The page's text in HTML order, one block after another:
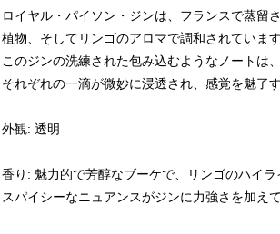
ロイヤル・パイソン・ジンは、フランスで蒸留
植物、そしてリンゴのアロマで調和されています
このジンの洗練された包み込むようなノートは
それぞれの一滴が微妙に浸透され、感覚を魅了
外観: 透明
香り: 魅力的で芳醇なブーケで、リンゴのハイラ
スパイシーなニュアンスがジンに力強さを加えて